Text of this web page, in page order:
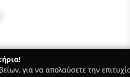
για να απολαύσετε την